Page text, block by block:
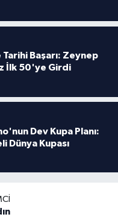
Tarihi Başarı: Zeynep
İlk 50'ye Girdi
Dev Kupa Planı:
Dünya Kupası